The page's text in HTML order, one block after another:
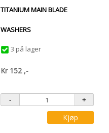
TITANIUM MAIN BLADE
WASHERS
3 på lager
Kr 152 ,-
Kjøp